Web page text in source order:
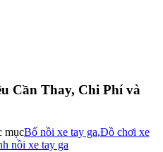
Cần Thay, Chi Phí và
mụcBố nồi xe tay ga,Đồ chơi xe
nồi xe tay ga